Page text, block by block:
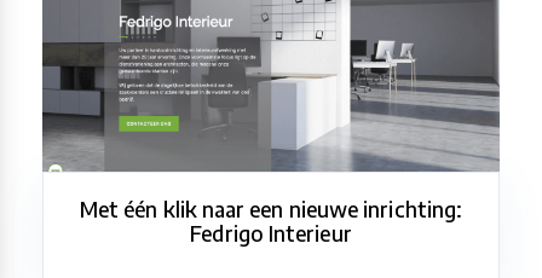
Met één klik naar een nieuwe inrichting:
Fedrigo Interieur